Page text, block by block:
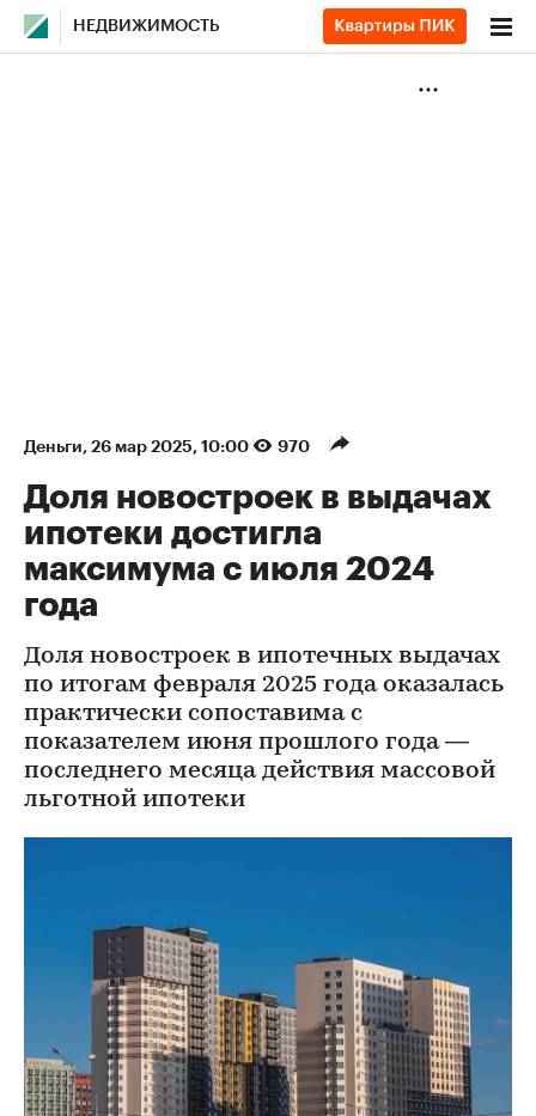
НЕДВИЖИМОСТЬ
Деньги⁠, 26 мар 2025, 10:00 970
Доля новостроек в выдачах
ипотеки достигла
максимума с июля 2024
года
Доля новостроек в ипотечных выдачах
по итогам февраля 2025 года оказалась
практически сопоставима с
показателем июня прошлого года —
последнего месяца действия массовой
льготной ипотеки